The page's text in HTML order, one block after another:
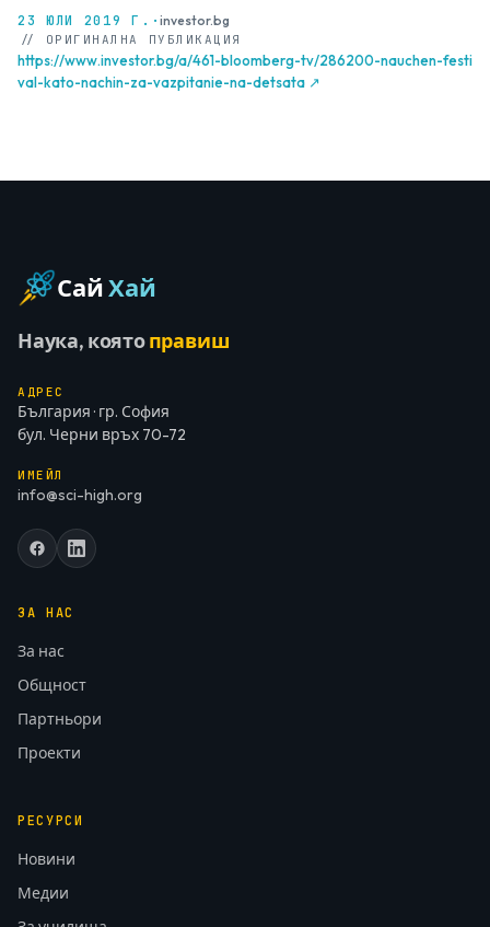
23 ЮЛИ 2019 Г. ·investor.bg
// ОРИГИНАЛНА ПУБЛИКАЦИЯ
https://www.investor.bg/a/461-bloomberg-tv/286200-nauchen-festi
val-kato-nachin-za-vazpitanie-na-detsata ↗
СайХай
Наука, коятоправиш
АДРЕС
България · гр. София
бул. Черни връх 70-72
ИМЕЙЛ
info@sci-high.org
ЗА НАС
За нас
Общност
Партньори
Проекти
РЕСУРСИ
Новини
Медии